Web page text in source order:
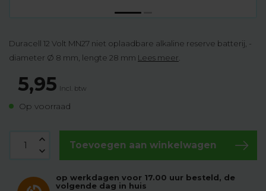
Duracell 12 Volt MN27 niet oplaadbare alkaline reserve batterij, -
diameter Ø 8 mm, lengte 28 mm Lees meer
5,95 Incl. btw
Op voorraad
Toevoegen aan winkelwagen
op werkdagen voor 17.00 uur besteld, de
volgende dag in huis